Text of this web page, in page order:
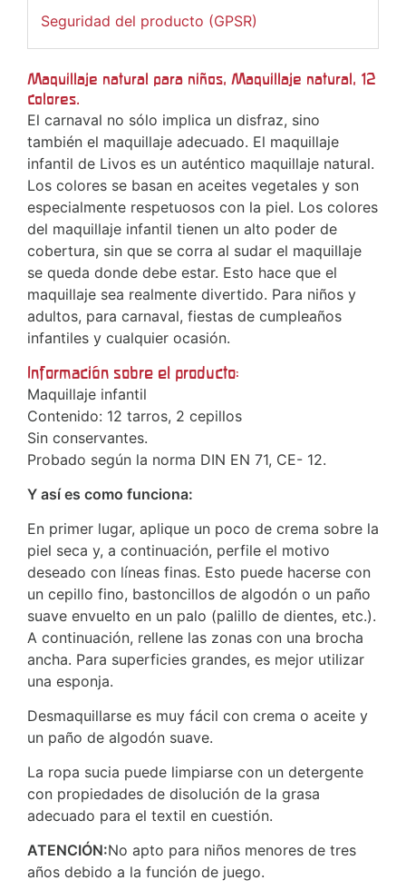
Seguridad del producto (GPSR)
Maquillaje natural para niños, Maquillaje natural, 12
colores.
El carnaval no sólo implica un disfraz, sino
también el maquillaje adecuado. El maquillaje
infantil de Livos es un auténtico maquillaje natural.
Los colores se basan en aceites vegetales y son
especialmente respetuosos con la piel. Los colores
del maquillaje infantil tienen un alto poder de
cobertura, sin que se corra al sudar el maquillaje
se queda donde debe estar. Esto hace que el
maquillaje sea realmente divertido. Para niños y
adultos, para carnaval, fiestas de cumpleaños
infantiles y cualquier ocasión.
Información sobre el producto:
Maquillaje infantil
Contenido: 12 tarros, 2 cepillos
Sin conservantes.
Probado según la norma DIN EN 71, CE- 12.
Y así es como funciona:
En primer lugar, aplique un poco de crema sobre la
piel seca y, a continuación, perfile el motivo
deseado con líneas finas. Esto puede hacerse con
un cepillo fino, bastoncillos de algodón o un paño
suave envuelto en un palo (palillo de dientes, etc.).
A continuación, rellene las zonas con una brocha
ancha. Para superficies grandes, es mejor utilizar
una esponja.
Desmaquillarse es muy fácil con crema o aceite y
un paño de algodón suave.
La ropa sucia puede limpiarse con un detergente
con propiedades de disolución de la grasa
adecuado para el textil en cuestión.
ATENCIÓN:No apto para niños menores de tres
años debido a la función de juego.